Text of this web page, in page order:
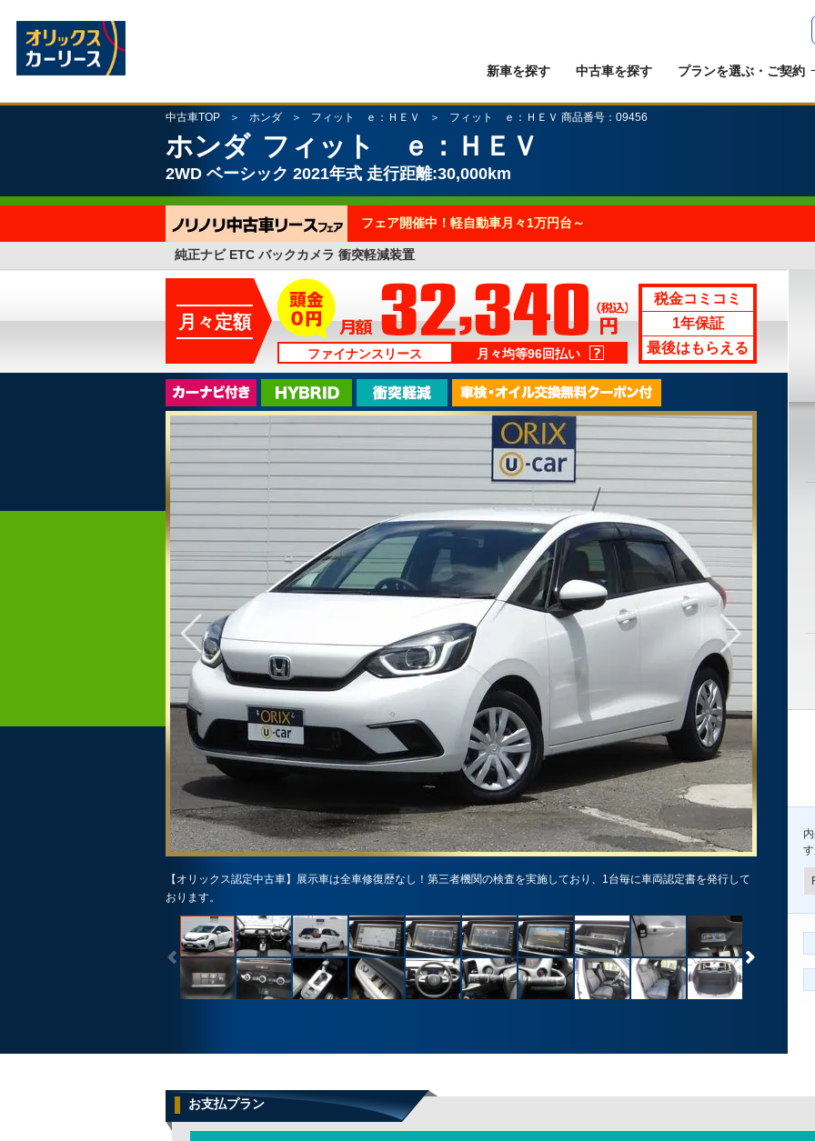
新車を探す 中古車を探す プランを選ぶ・ご契約
中古車TOP ホンダ フィット ｅ：ＨＥＶ フィット ｅ：ＨＥＶ 商品番号：09456
ホンダ フィット ｅ：ＨＥＶ
2WD ベーシック 2021年式 走行距離:30,000km
フェア開催中！軽自動車月々1万円台～
純正ナビ ETC バックカメラ 衝突軽減装置
月々定額
ファイナンスリース 月々均等96回払い
税金コミコミ
1年保証
最後はもらえる
【オリックス認定中古車】展示車は全車修復歴なし！第三者機関の検査を実施しており、1台毎に車両認定書を発行して
おります。
お支払プラン